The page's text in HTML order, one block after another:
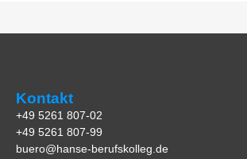
Kontakt
+49 5261 807-02
+49 5261 807-99
buero@hanse-berufskolleg.de